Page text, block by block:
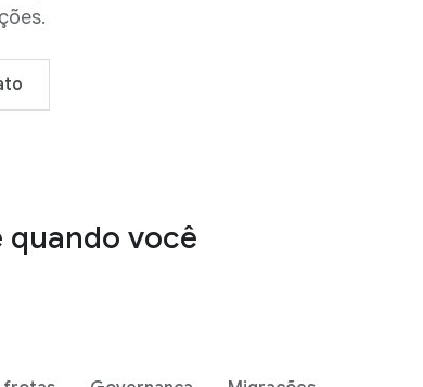
quando você